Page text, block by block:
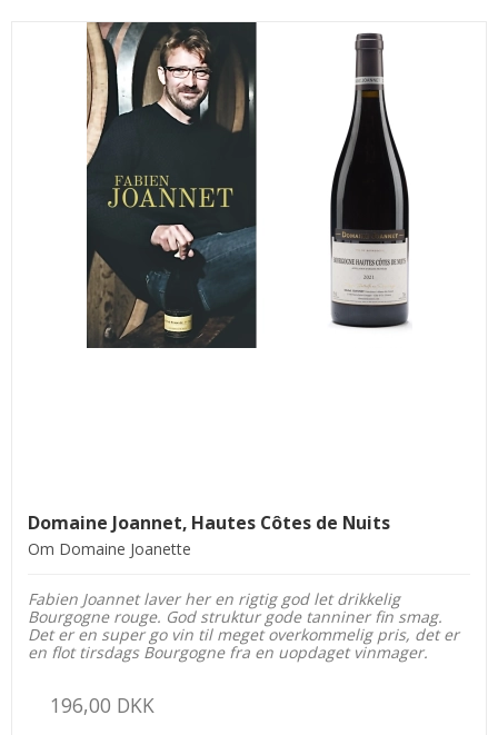
Domaine Joannet, Hautes Côtes de Nuits
Om Domaine Joanette
Fabien Joannet laver her en rigtig god let drikkelig
Bourgogne rouge. God struktur gode tanniner fin smag.
Det er en super go vin til meget overkommelig pris, det er
en flot tirsdags Bourgogne fra en uopdaget vinmager.
196,00 DKK